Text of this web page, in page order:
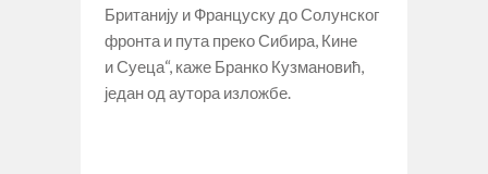
Британију и Француску до Солунског
фронта и пута преко Сибира, Кине
и Суеца“, каже Бранко Кузмановић,
један од аутора изложбе.